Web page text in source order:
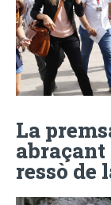
La
ressò de